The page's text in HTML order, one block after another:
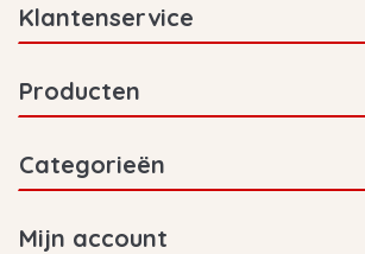
Klantenservice
Producten
Categorieën
Mijn account